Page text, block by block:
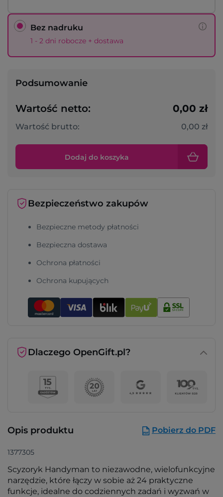
Bez nadruku
1 - 2 dni robocze + dostawa
Podsumowanie
Wartość netto: 0,00 zł
Wartość brutto: 0,00 zł
Dodaj do koszyka
Bezpieczeństwo zakupów
Bezpieczne metody płatności
Bezpieczna dostawa
Ochrona płatności
Ochrona kupujących
Dlaczego OpenGift.pl?
Opis produktu Pobierz do PDF
1377305
Scyzoryk Handyman to niezawodne, wielofunkcyjne
narzędzie, które łączy w sobie aż 24 praktyczne
funkcje, idealne do codziennych zadań i wyzwań w